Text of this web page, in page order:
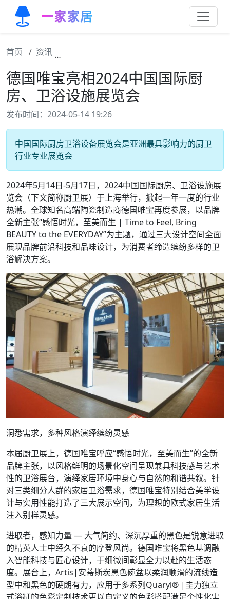
一家家居
首页 资讯
德国唯宝亮相2024中国国际厨
房、卫浴设施展览会
发布时间：2024-05-14 19:26
中国国际厨房卫浴设备展览会是亚洲最具影响力的厨卫
行业专业展览会
2024年5月14日-5月17日，2024中国国际厨房、卫浴设施展
览会（下文简称厨卫展）于上海举行，掀起一年一度的行业
热潮。全球知名高端陶瓷制造商德国唯宝再度参展，以品牌
全新主张“感悟时光，至美而生 | Time to Feel, Bring
BEAUTY to the EVERYDAY”为主题，通过三大设计空间全面
展现品牌前沿科技和品味设计，为消费者缔造缤纷多样的卫
浴解决方案。
洞悉需求，多种风格演绎缤纷灵感
本届厨卫展上，德国唯宝呼应“感悟时光，至美而生”的全新
品牌主张，以风格鲜明的场景化空间呈现兼具科技感与艺术
性的卫浴展台，演绎家居环境中身心与自然的和谐共叙。针
对三类细分人群的家居卫浴需求，德国唯宝特别结合美学设
计与实用性能打造了三大展示空间，为理想的欧式家居生活
注入别样灵感。
进取者，感知力量 — 大气简约、深沉厚重的黑色是锐意进取
的精英人士中经久不衰的摩登风尚。德国唯宝将黑色基调融
入智能科技与匠心设计，于细微间彰显全力以赴的生活态
度。展台上，Artis|安蒂斯炭黑色碗盆以柔润顺滑的流线造
型中和黑色的硬朗有力，应用于多系列Quaryl® |圭力独立